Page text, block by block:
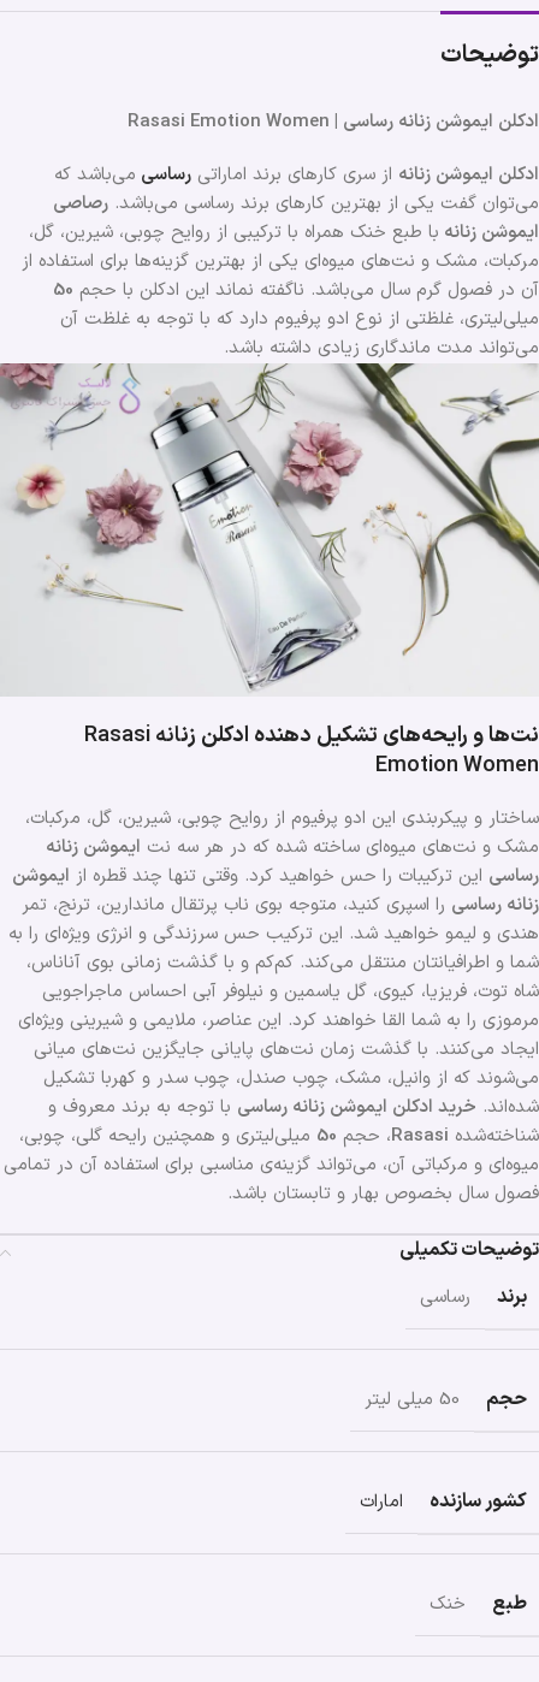
توضیحات
ادکلن ایموشن زنانه رساسی | Rasasi Emotion Women
ادکلن ایموشن زنانه از سری کارهای برند اماراتی رساسی می‌باشد که
می‌توان گفت یکی از بهترین کارهای برند رساسی می‌باشد. رصاصی
ایموشن زنانه با طبع خنک همراه با ترکیبی از روایح چوبی، شیرین، گل،
مرکبات، مشک و نت‌های میوه‌ای یکی از بهترین گزینه‌ها برای استفاده از
آن در فصول گرم سال می‌باشد. ناگفته نماند این ادکلن با حجم 50
میلی‌لیتری، غلظتی از نوع ادو پرفیوم دارد که با توجه به غلظت آن
می‌تواند مدت ماندگاری زیادی داشته باشد.
نت‌ها و رایحه‌های تشکیل دهنده ادکلن زن
انه Rasasi
Emotion Women
ساختار و پیکربندی این ادو پرفیوم از روایح چوبی، شیرین، گل، مرکبات،
مشک و نت‌های میوه‌ای ساخته شده که در هر سه نت ایموشن زنانه
رساسی این ترکیبات را حس خواهید کرد. وقتی تنها چند قطره از ایموشن
زنانه رساسی را اسپری کنید، متوجه بوی ناب پرتقال ماندارین، ترنج، تمر
هندی و لیمو خواهید شد. این ترکیب حس سرزندگی و انرژی ویژه‌ای را به
شما و اطرافیانتان منتقل می‌کند. کم‌کم و با گذشت زمانی بوی آناناس،
شاه توت، فریزیا، کیوی، گل یاسمین و نیلوفر آبی احساس ماجراجویی
مرموزی را به شما القا خواهند کرد. این عناصر، ملایمی و شیرینی ویژه‌ای
ایجاد می‌کنند. با گذشت زمان نت‌های پایانی جایگزین نت‌های میانی
می‌شوند که از وانیل، مشک، چوب صندل، چوب سدر و کهربا تشکیل
شده‌اند. خرید ادکلن ایموشن زنانه رساسی با توجه به برند معروف و
شناخته‌شده Rasasi، حجم 50 میلی‌لیتری و همچنین رایحه گلی، چوبی،
میوه‌ای و مرکباتی آن، می‌تواند گزینه‌ی مناسبی برای استفاده آن در تمامی
فصول ‌سال بخصوص بهار و تابستان باشد.
توضیحات تکمیلی
برند
رساسی
حجم 50 میلی لیتر
کشور سازنده امارات
طبع خنک